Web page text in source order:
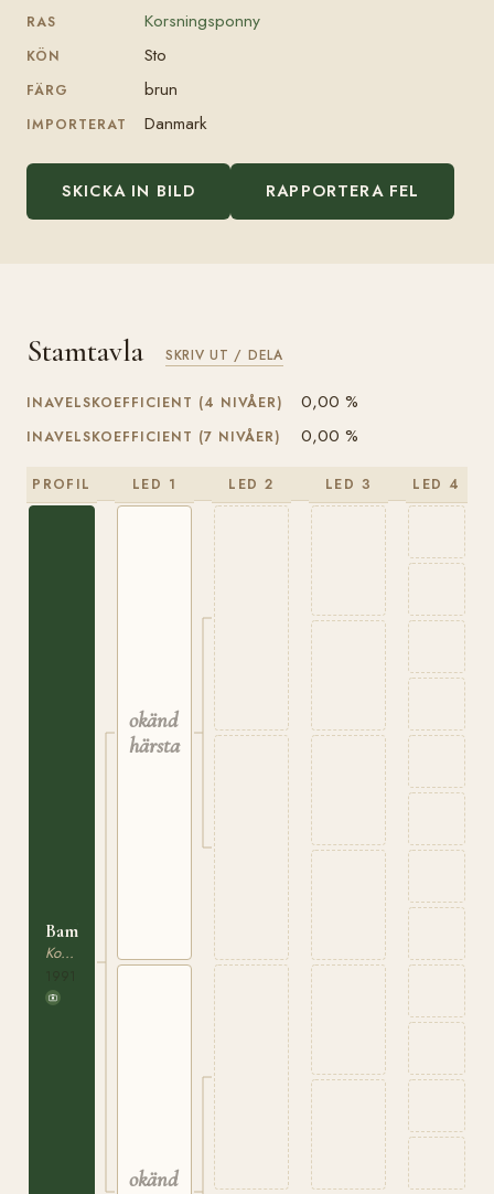
RAS Korsningsponny
KÖN Sto
FÄRG brun
IMPORTERAT Danmark
SKICKA IN BILD RAPPORTERA FEL
Stamtavla SKRIV UT / DELA
INAVELSKOEFFICIENT (4 NIVÅER) 0,00 %
INAVELSKOEFFICIENT (7 NIVÅER) 0,00 %
PROFIL
Bambi
Korsningsponny
LED 1
okänd
härstamning
okänd
LED 2 LED 3 LED 4